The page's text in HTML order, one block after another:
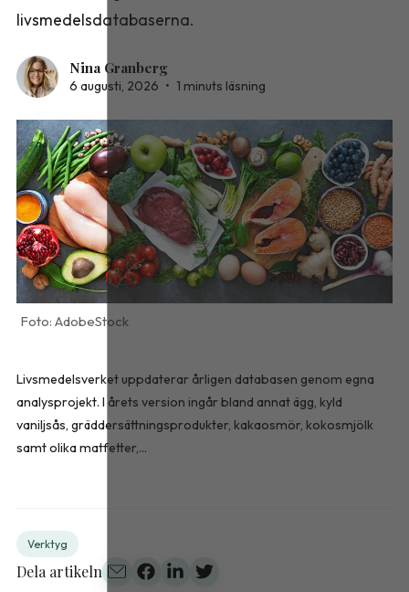
livsmedelsdatabaserna.
Nina Granberg
6 augusti, 2026 • 1 minuts läsning
AdobeStock
Livsmedelsverket uppdaterar årligen databasen genom egna
analysprojekt. I årets version ingår bland annat ägg, kyld
vaniljsås, gräddersättningsprodukter, kakaosmör, kokosmjölk
samt olika matfetter,...
Verktyg
Dela artikeln